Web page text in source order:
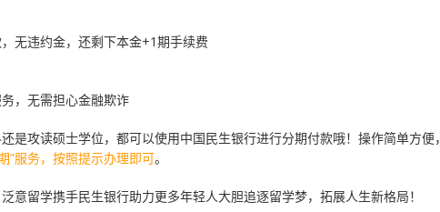
无违约金，还剩下本金+1期手续费
， 无需担心金融欺诈
是攻读硕士学位，都可以使用中国民生银行进行分期付款哦！操作简单方便，
”服务，按照提示办理即可。
意留学携手民生银行助力更多年轻人大胆追逐留学梦，拓展人生新格局！